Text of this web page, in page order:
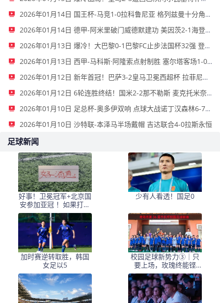
2026年01月14日 国王杯-马竞1-0拉科鲁尼亚 格列兹曼十分角任意球破门+远射中横梁
2026年01月14日 德甲-阿米里破门威德默建功 美因茨2-1海登海姆
2026年01月13日 爆冷！大巴黎0-1巴黎FC止步法国杯32强 登贝莱失单刀埃梅里中框
2026年01月13日 西甲-马科斯·阿隆索点射制胜 塞尔塔客场1-0塞维利亚
2026年01月12日 新年首冠！巴萨3-2皇马卫冕西超杯 拉菲尼亚双响维尼修斯一条龙
2026年01月12日 6轮连胜终结！国米2-2那不勒斯 麦克托米奈双响恰20点射孔蒂染红
2026年01月10日 足总杯-奥多伊双响 点球大战诺丁汉森林6-7雷克瑟姆
2026年01月10日 沙特联-本泽马半场戴帽 吉达联合4-0拉斯永恒
足球新闻
好事！卫冕冠军+北京国
安参加亚冠 ！如果打的
好 也是多条财路
少有人看透！国足0
加时赛逆转取胜，韩国
女足以5
校园足球新势力③｜只
要上场，玫瑰终能铿
锵！解开同安路小学女
足“五年四冠”的密码